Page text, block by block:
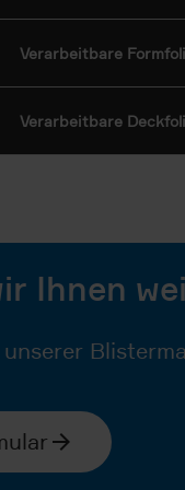
Verarbeitbare
Verarbeitbare
Ihnen
unserer